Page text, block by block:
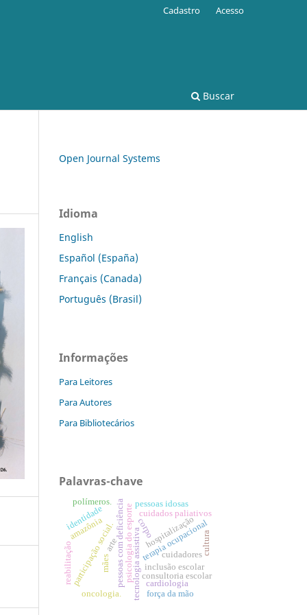
Buscar
Cadastro Acesso
Open Journal Systems
Idioma
English
Español (España)
Français (Canada)
Português (Brasil)
Informações
Para Leitores
Para Autores
Para Bibliotecários
Palavras-chave
tecnologia assistivaterapia ocupacional
pessoas com deficiênciapsicologia do esporte
participação social.
inclusão escolar
consultoria escolar
hospitalização
cuidados paliativos
oncologia.
mães cuidadorescultura
arte
corpo
amazônia
identidade pessoas idosas
cardiologia
reabilitação
polímeros.
força da mão